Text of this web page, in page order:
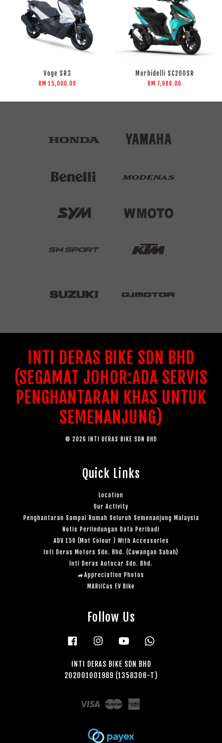
Voge SR3
RM 15,000.00
Morbidelli SC200SR
RM 7,988.00
INTI DERAS BIKE SDN BHD
(SEGAMAT JOHOR:ADA SERVIS
PENGHANTARAN KHAS UNTUK
SEMENANJUNG)
© 2026 INTI DERAS BIKE SDN BHD
Quick Links
Location
Our Activity
Penghantaran Sampai Rumah Seluruh Semenanjung Malaysia
Notis Perlindungan Data Peribadi
ADV 150 (Mat Colour ) With Accessories
Inti Deras Motors Sdn. Bhd. (Cawangan Sabah)
Inti Deras Autocar Sdn. Bhd.
🚙Appreciation Photos
MARiiCas EV Bike
Follow Us
Facebook Instagram YouTube
INTI DERAS BIKE SDN BHD
202001001989 (1358308-T)
Visa Master